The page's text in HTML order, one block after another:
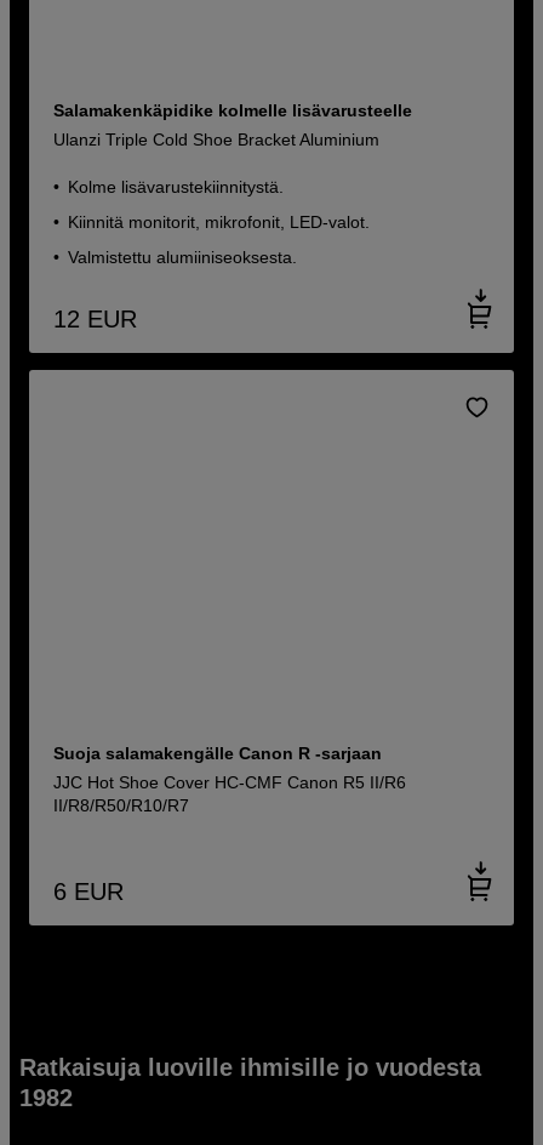
Salamakenkäpidike kolmelle lisävarusteelle
Ulanzi Triple Cold Shoe Bracket Aluminium
Kolme lisävarustekiinnitystä.
Kiinnitä monitorit, mikrofonit, LED-valot.
Valmistettu alumiiniseoksesta.
12 EUR
Suoja salamakengälle Canon R -sarjaan
JJC Hot Shoe Cover HC-CMF Canon R5 II/R6
II/R8/R50/R10/R7
6 EUR
Ratkaisuja luoville ihmisille jo vuodesta
1982